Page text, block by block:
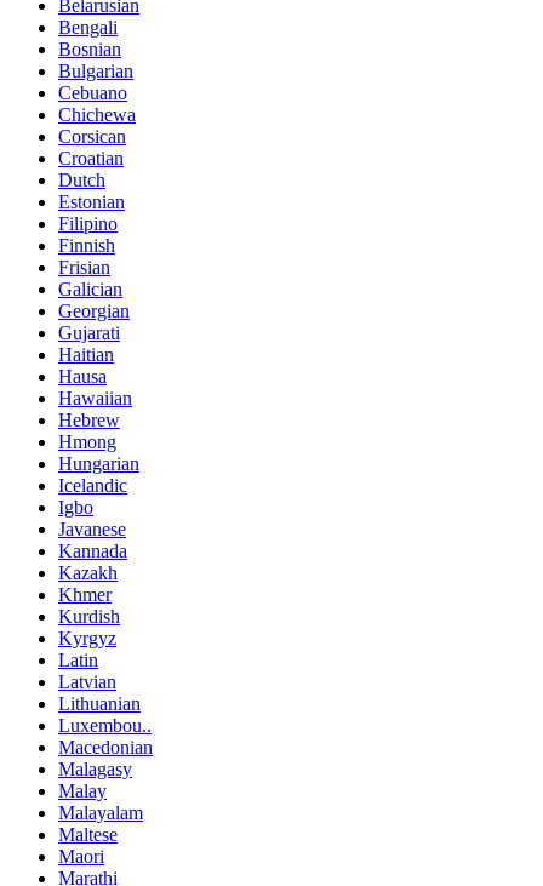
Belarusian
Bengali
Bosnian
Bulgarian
Cebuano
Chichewa
Corsican
Croatian
Dutch
Estonian
Filipino
Finnish
Frisian
Galician
Georgian
Gujarati
Haitian
Hausa
Hawaiian
Hebrew
Hmong
Hungarian
Icelandic
Igbo
Javanese
Kannada
Kazakh
Khmer
Kurdish
Kyrgyz
Latin
Latvian
Lithuanian
Luxembou..
Macedonian
Malagasy
Malay
Malayalam
Maltese
Maori
Marathi